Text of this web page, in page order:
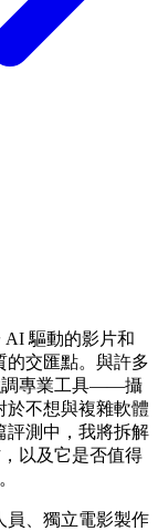
AI 驅動的影片和
的交匯點。與許多
調專業工具——攝
不想與複雜軟體
評測中，我將拆解
以及它是否值得
員、獨立電影製作